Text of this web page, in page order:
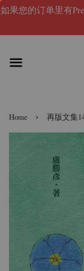
如果您的订单里有
Home › 再版文集